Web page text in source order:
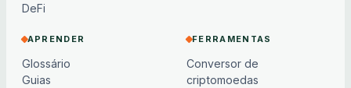
DeFi
APRENDER
Glossário
Guias
FERRAMENTAS
Conversor de
criptomoedas